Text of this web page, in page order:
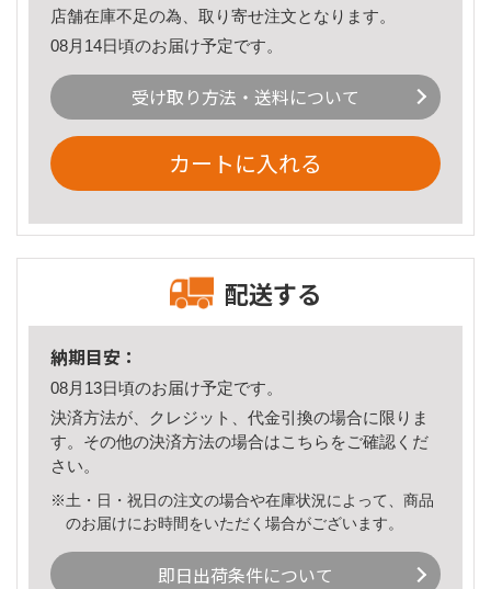
店舗在庫不足の為、取り寄せ注文となります。
08月14日頃のお届け予定です。
受け取り方法・送料について
カートに入れる
配送する
納期目安：
08月13日頃のお届け予定です。
決済方法が、クレジット、代金引換の場合に限りま
す。その他の決済方法の場合はこちら をご確認くだ
さい。
※土・日・祝日の注文の場合や在庫状況によって、商品
のお届けにお時間をいただく場合がございます。
即日出荷条件について